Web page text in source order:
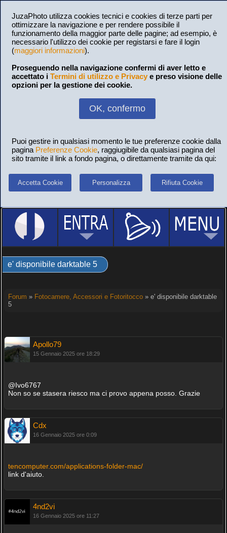
JuzaPhoto utilizza cookies tecnici e cookies di terze parti per
ottimizzare la navigazione e per rendere possibile il
funzionamento della maggior parte delle pagine; ad esempio, è
necessario l'utilizzo dei cookie per registarsi e fare il login
(maggiori informazioni).
Proseguendo nella navigazione confermi di aver letto e
accettato i Termini di utilizzo e Privacy e preso visione delle
opzioni per la gestione dei cookie.
OK, confermo
Puoi gestire in qualsiasi momento le tue preferenze cookie dalla
pagina Preferenze Cookie, raggiugibile da qualsiasi pagina del
sito tramite il link a fondo pagina, o direttamente tramite da qui:
Accetta Cookie Personalizza Rifiuta Cookie
e' disponibile darktable 5
Forum » Fotocamere, Accessori e Fotoritocco» e' disponibile darktable
5
Apollo79
15 Gennaio 2025 ore 18:29
@Ivo6767
Non so se stasera riesco ma ci provo appena posso. Grazie
Cdx
16 Gennaio 2025 ore 0:09
tencomputer.com/applications-folder-mac/
link d'aiuto.
4nd2vi
16 Gennaio 2025 ore 11:27